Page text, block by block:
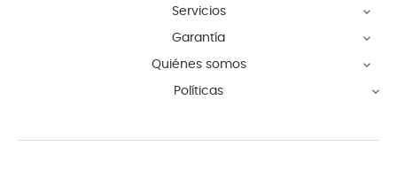
Servicios 
Garantía 
Quiénes somos 
Políticas 